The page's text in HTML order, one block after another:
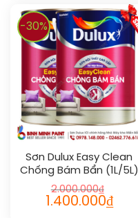
-30%
Sơn Dulux Easy Clean
Chống Bám Bẩn (1L/5L)
2.000.000₫
1.400.000₫